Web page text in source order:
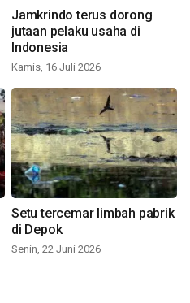
Jamkrindo terus dorong
jutaan pelaku usaha di
Indonesia
Kamis, 16 Juli 2026
Setu tercemar limbah pabrik
di Depok
Senin, 22 Juni 2026